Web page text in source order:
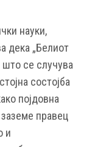
науки,
дека „Белиот
што се случува
состојба
појдовна
заземе правец
и